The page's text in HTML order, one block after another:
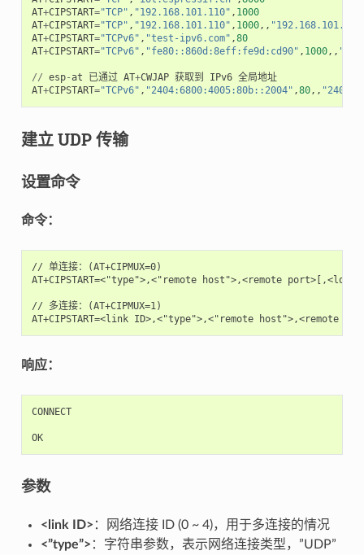
AT+CIPSTART="TCP" , "192.168.101.110" , 1000
AT+CIPSTART="TCP" , "192.168.101.110" , 1000,,
AT+CIPSTART="TCPv6" , "test-ipv6.com" ,80
AT+CIPSTART="TCPv6" , "fe80::860d:8eff:fe9d:cd90" , 1000,,
// esp-at 已通过 AT+CWJAP 获取到 IPv6 全局地址
AT+CIPSTART="TCPv6" , "2404:6800:4005:80b::2004" ,80,,
建立 UDP 传输
设置命令
命令：
// 单连接：(AT+CIPMUX=0)
AT+CIPSTART=<"type">,<"remote host">,<remote
// 多连接：(AT+CIPMUX=1)
响应：
CONNECT
OK
参数
<link ID> ：网络连接 ID (0 ~ 4)，用于多连接的情况
<”type”> ：字符串参数，表示网络连接类型，”UDP”